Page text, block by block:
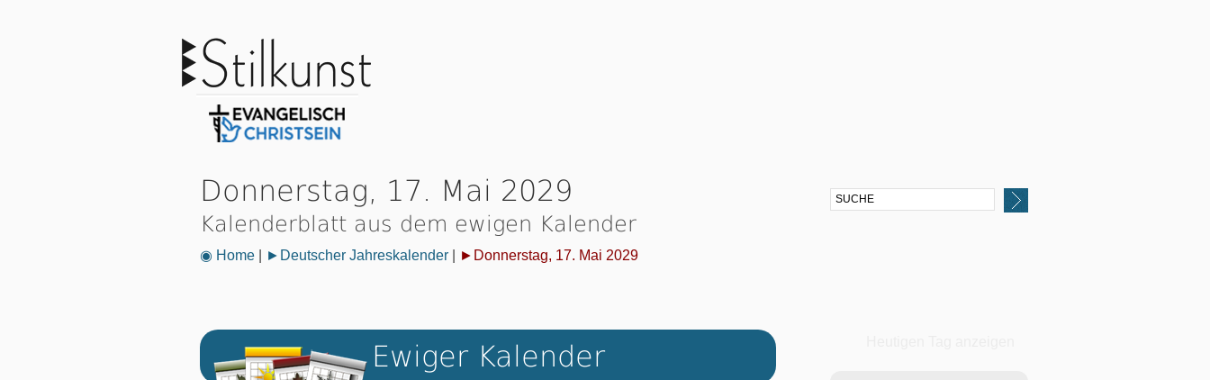
Donnerstag, 17. Mai 2029
Kalenderblatt aus dem ewigen Kalender
◉ Home ►Deutscher Jahreskalender ►Donnerstag, 17. Mai 2029
Ewiger Kalender